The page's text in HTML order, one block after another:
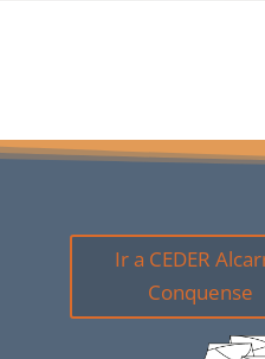
Ir a CEDER
Conquense